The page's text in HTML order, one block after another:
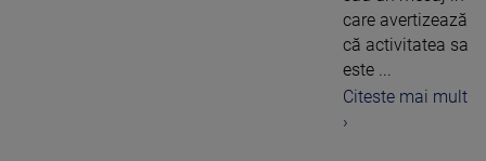
care avertizează
că activitatea sa
este ...
Citeste mai mult
›